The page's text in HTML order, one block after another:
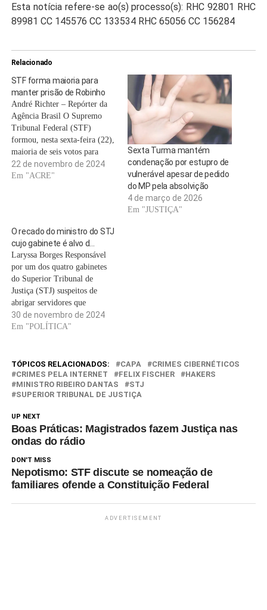
Esta notícia refere-se ao(s)processo(s): RHC 92801 RHC
89981 CC 145576 CC 133534 RHC 65056 CC 156284
Relacionado
STF forma maioria para
manter prisão de Robinho
André Richter – Repórter da
Agência Brasil O Supremo
Tribunal Federal (STF)
formou, nesta sexta-feira (22),
maioria de seis votos para
manter a prisão do ex-jogador
de futebol Robinho. Na
derrubar a…
22 de novembro de 2024
Em "ACRE"
Sexta Turma mantém
condenação por estupro de
vulnerável apesar de pedido
do MP pela absolvição
4 de março de 2026
Em "JUSTIÇA"
O recado do ministro do STJ
cujo gabinete é alvo d…
Laryssa Borges Responsável
por um dos quatro gabinetes
do Superior Tribunal de
Justiça (STJ) suspeitos de
abrigar servidores que
comercializaram decisões
judiciais à quadrilha do lobista
Fernandes falou pela primeira
vez publicamente sobre o
escândalo que gerou a abertura
de investigações contra um…
30 de novembro de 2024
Em "POLÍTICA"
TÓPICOS RELACIONADOS: CAPA
CRIMES CIBERNÉTICOS
CRIMES PELA INTERNET
FELIX FISCHER
HAKERS
MINISTRO RIBEIRO DANTAS
STJ
SUPERIOR TRIBUNAL DE JUSTIÇA
UP NEXT
Boas Práticas: Magistrados fazem Justiça nas
ondas do rádio
DON'T MISS
Nepotismo: STF discute se nomeação de
familiares ofende a Constituição Federal
ADVERTISEMENT